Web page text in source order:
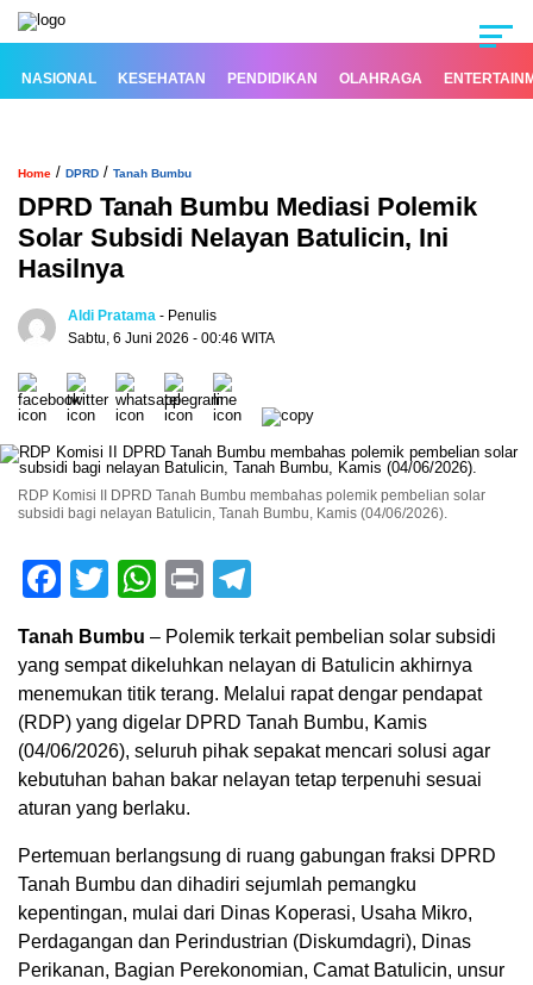
NASIONAL KESEHATAN PENDIDIKAN OLAHRAGA
Home / DPRD / Tanah Bumbu
DPRD Tanah Bumbu Mediasi Polemik
Solar Subsidi Nelayan Batulicin, Ini
Hasilnya
Aldi Pratama - Penulis
Sabtu, 6 Juni 2026 - 00:46 WITA
RDP Komisi II DPRD Tanah Bumbu membahas polemik pembelian solar
subsidi bagi nelayan Batulicin, Tanah Bumbu, Kamis (04/06/2026).
Facebook
TwitterWhatsApp
Print
Tanah Bumbu – Polemik terkait pembelian solar subsidi
yang sempat dikeluhkan nelayan di Batulicin akhirnya
menemukan titik terang. Melalui rapat dengar pendapat
(RDP) yang digelar DPRD Tanah Bumbu, Kamis
(04/06/2026), seluruh pihak sepakat mencari solusi agar
kebutuhan bahan bakar nelayan tetap terpenuhi sesuai
aturan yang berlaku.
Pertemuan berlangsung di ruang gabungan fraksi DPRD
Tanah Bumbu dan dihadiri sejumlah pemangku
kepentingan, mulai dari Dinas Koperasi, Usaha Mikro,
Perdagangan dan Perindustrian (Diskumdagri), Dinas
Perikanan, Bagian Perekonomian, Camat Batulicin, unsur